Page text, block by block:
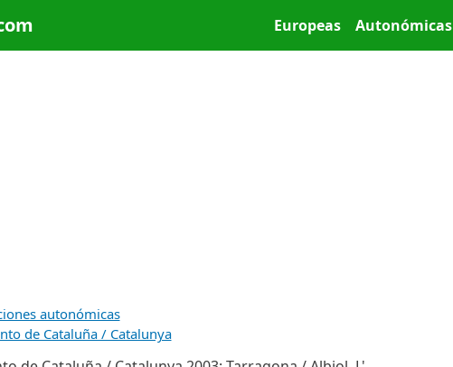
Main menu
Europeas Autonómicas
autonómicas
de Cataluña / Catalunya